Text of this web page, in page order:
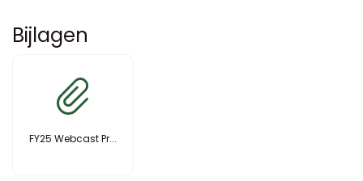
Bijlagen
FY25 Webcast Pr...